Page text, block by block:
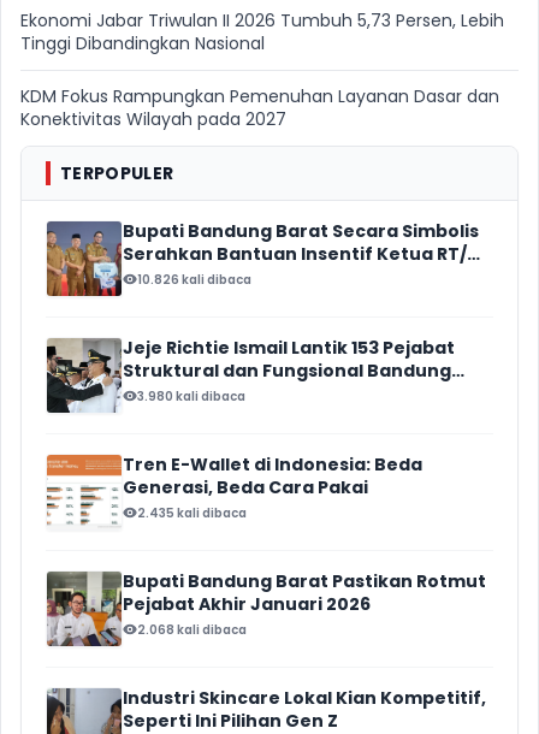
Ekonomi Jabar Triwulan II 2026 Tumbuh 5,73 Persen, Lebih
Tinggi Dibandingkan Nasional
KDM Fokus Rampungkan Pemenuhan Layanan Dasar dan
Konektivitas Wilayah pada 2027
TERPOPULER
Bupati Bandung Barat Secara Simbolis
Serahkan Bantuan Insentif Ketua RT/
RW, Total Anggaran Mencapai Rp16
10.826 kali dibaca
Jeje Richtie Ismail Lantik 153 Pejabat
Struktural dan Fungsional Bandung
Barat
3.980 kali dibaca
Tren E-Wallet di Indonesia: Beda
Generasi, Beda Cara Pakai
2.435 kali dibaca
Bupati Bandung Barat Pastikan Rotmut
Pejabat Akhir Januari 2026
2.068 kali dibaca
Industri Skincare Lokal Kian Kompetitif,
Seperti Ini Pilihan Gen Z